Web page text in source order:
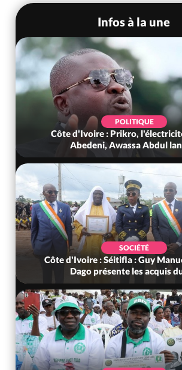
Infos à la une
POLITIQUE
Côte d'Ivoire : Prikro,
Abedeni, Awassa Abdul
SOCIÉTÉ
Côte d'Ivoire : Séitifla : Guy
Dago présente les acquis